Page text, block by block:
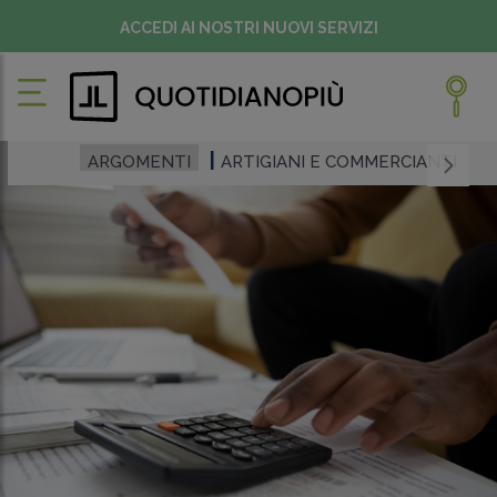
ACCEDI AI NOSTRI NUOVI SERVIZI
ARGOMENTI ARTIGIANI E COMMERCIANTI